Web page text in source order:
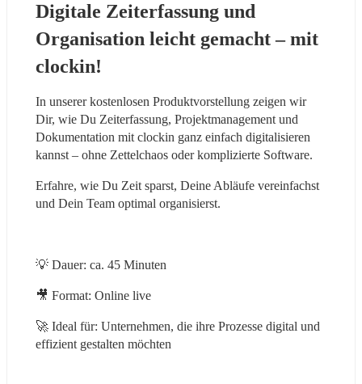
Digitale Zeiterfassung und
Organisation leicht gemacht – mit
clockin!
In unserer kostenlosen Produktvorstellung zeigen wir
Dir, wie Du Zeiterfassung, Projektmanagement und
Dokumentation mit clockin ganz einfach digitalisieren
kannst – ohne Zettelchaos oder komplizierte Software.
Erfahre, wie Du Zeit sparst, Deine Abläufe vereinfachst
und Dein Team optimal organisierst.
💡 Dauer: ca. 45 Minuten
🎥 Format: Online live
🚀 Ideal für: Unternehmen, die ihre Prozesse digital und
effizient gestalten möchten